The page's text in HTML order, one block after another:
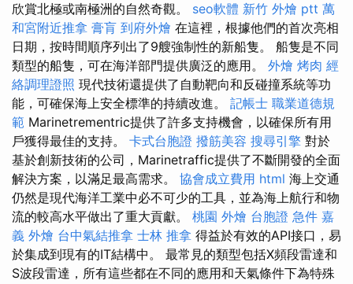
欣賞北極或南極洲的自然奇觀。 seo軟體 新竹 外燴 ptt 萬
和宮附近推拿 膏肓 到府外燴 在這裡，根據他們的首次亮相
日期，按時間順序列出了9艘強制性的新船隻。 船隻是不同
類型的船隻，可在海洋部門提供廣泛的應用。 外燴 烤肉 經
絡調理證照 現代技術還提供了自動靶向和反碰撞系統等功
能，可確保海上安全標準的持續改進。 記帳士 職業道德規
範 Marinetrementric提供了許多支持機會，以確保所有用
戶獲得最佳的支持。 卡式台胞證 撥筋美容 搜尋引擎 對於
基於創新技術的公司，Marinetraffic提供了不斷開發的全面
解決方案，以滿足最高需求。 協會成立費用 html 海上交通
仍然是現代海洋工業中必不可少的工具，並為海上航行和物
流的較高水平做出了重大貢獻。 桃園 外燴 台胞證 急件 嘉
義 外燴 台中氣結推拿 士林 推拿 得益於有效的API接口，易
於集成到現有的IT結構中。 最常見的類型包括X頻段雷達和
S波段雷達，所有這些都在不同的應用和天氣條件下為特殊